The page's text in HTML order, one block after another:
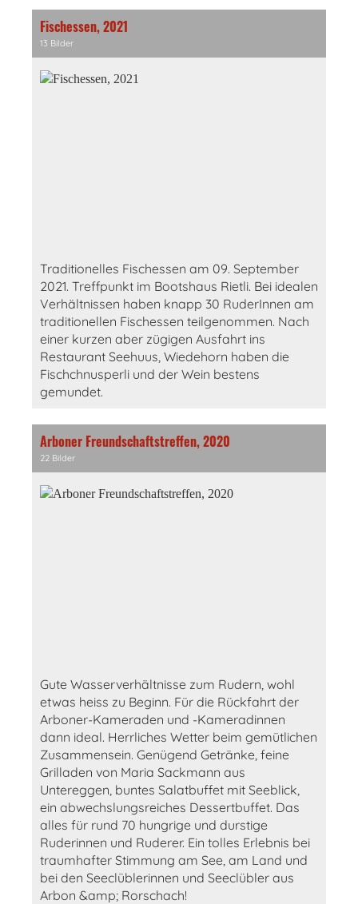
Fischessen, 2021
13 Bilder
Traditionelles Fischessen am 09. September
2021. Treffpunkt im Bootshaus Rietli. Bei idealen
Verhältnissen haben knapp 30 RuderInnen am
traditionellen Fischessen teilgenommen. Nach
einer kurzen aber zügigen Ausfahrt ins
Restaurant Seehuus, Wiedehorn haben die
Fischchnusperli und der Wein bestens
gemundet.
Arboner Freundschaftstreffen, 2020
22 Bilder
Gute Wasserverhältnisse zum Rudern, wohl
etwas heiss zu Beginn. Für die Rückfahrt der
Arboner-Kameraden und -Kameradinnen
dann ideal. Herrliches Wetter beim gemütlichen
Zusammensein. Genügend Getränke, feine
Grilladen von Maria Sackmann aus
Untereggen, buntes Salatbuffet mit Seeblick,
ein abwechslungsreiches Dessertbuffet. Das
alles für rund 70 hungrige und durstige
Ruderinnen und Ruderer. Ein tolles Erlebnis bei
traumhafter Stimmung am See, am Land und
bei den Seeclüblerinnen und Seeclübler aus
Arbon &amp; Rorschach!